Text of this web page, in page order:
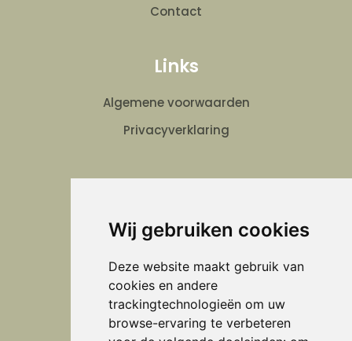
Wij gebruiken cookies
Deze website maakt gebruik van
cookies en andere
trackingtechnologieën om uw
browse-ervaring te verbeteren
Contact
Links
Algemene voorwaarden
Privacyverklaring
Volg ons
Adres